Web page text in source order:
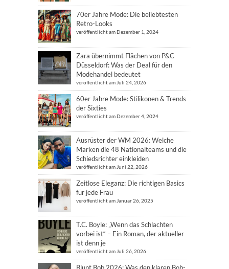
70er Jahre Mode: Die beliebtesten
Retro-Looks
veröffentlicht am Dezember 1, 2024
Zara übernimmt Flächen von P&C
Düsseldorf: Was der Deal für den
Modehandel bedeutet
veröffentlicht am Juli 24, 2026
60er Jahre Mode: Stilikonen & Trends
der Sixties
veröffentlicht am Dezember 4, 2024
Ausrüster der WM 2026: Welche
Marken die 48 Nationalteams und die
Schiedsrichter einkleiden
veröffentlicht am Juni 22, 2026
Zeitlose Eleganz: Die richtigen Basics
für jede Frau
veröffentlicht am Januar 26, 2025
T.C. Boyle: „Wenn das Schlachten
vorbei ist“ – Ein Roman, der aktueller
ist denn je
veröffentlicht am Juli 26, 2026